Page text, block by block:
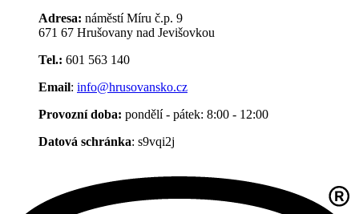
Adresa: náměstí Míru č.p. 9
671 67 Hrušovany nad Jevišovkou
Tel.: 601 563 140
Email: info@hrusovansko.cz
Provozní doba: pondělí - pátek: 8:00 - 12:00
Datová schránka: s9vqi2j